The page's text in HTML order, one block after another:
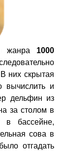
жанра 1000
них скрытая
вычислить и
дельфин из
за столом в
в бассейне,
сова в
отгадать